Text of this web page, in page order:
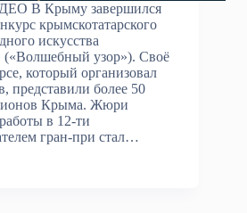
В Крыму завершился
крымскотатарского
искусства
узор»). Своё
который организовал
представили более 50
Крыма. Жюри
в 12-ти
гран-при стал…